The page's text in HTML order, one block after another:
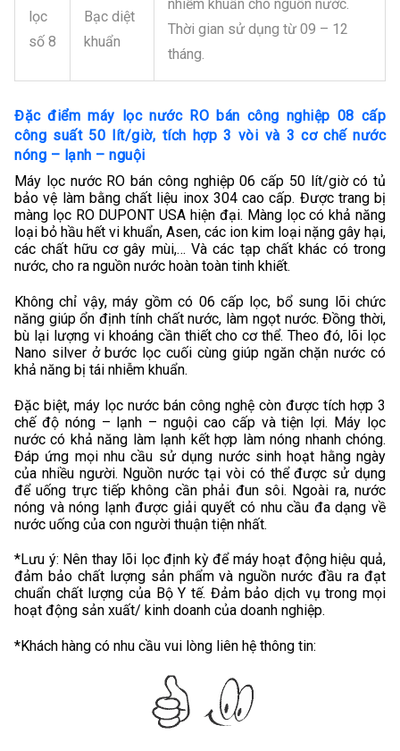
lọc
số 8
Bạc diệt
khuẩn
nhiễm khuẩn cho nguồn nước.
Thời gian sử dụng từ 09 – 12
tháng.
Đặc điểm máy lọc nước RO bán công nghiệp 08 cấp
công suất 50 lít/giờ, tích hợp 3 vòi và 3 cơ chế nước
nóng – lạnh – nguội
Máy lọc nước RO bán công nghiệp 06 cấp 50 lít/giờ có tủ
bảo vệ làm bằng chất liệu inox 304 cao cấp. Được trang bị
màng lọc RO DUPONT USA hiện đại. Màng lọc có khả năng
loại bỏ hầu hết vi khuẩn, Asen, các ion kim loại nặng gây hại,
các chất hữu cơ gây mùi,… Và các tạp chất khác có trong
nước, cho ra nguồn nước hoàn toàn tinh khiết.
Không chỉ vậy, máy gồm có 06 cấp lọc, bổ sung lõi chức
năng giúp ổn định tính chất nước, làm ngọt nước. Đồng thời,
bù lại lượng vi khoáng cần thiết cho cơ thể. Theo đó, lõi lọc
Nano silver ở bước lọc cuối cùng giúp ngăn chặn nước có
khả năng bị tái nhiễm khuẩn.
Đặc biệt, máy lọc nước bán công nghệ còn được tích hợp 3
chế độ nóng – lạnh – nguội cao cấp và tiện lợi. Máy lọc
nước có khả năng làm lạnh kết hợp làm nóng nhanh chóng.
Đáp ứng mọi nhu cầu sử dụng nước sinh hoạt hằng ngày
của nhiều người. Nguồn nước tại vòi có thể được sử dụng
để uống trực tiếp không cần phải đun sôi. Ngoài ra, nước
nóng và nóng lạnh được giải quyết có nhu cầu đa dạng về
nước uống của con người thuận tiện nhất.
*Lưu ý: Nên thay lõi lọc định kỳ để máy hoạt động hiệu quả,
đảm bảo chất lượng sản phẩm và nguồn nước đầu ra đạt
chuẩn chất lượng của Bộ Y tế. Đảm bảo dịch vụ trong mọi
hoạt động sản xuất/ kinh doanh của doanh nghiệp.
*Khách hàng có nhu cầu vui lòng liên hệ thông tin: